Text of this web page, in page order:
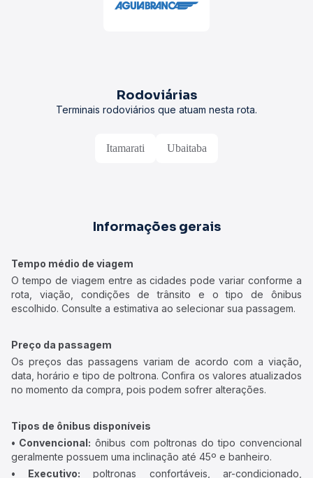
Rodoviárias
Terminais rodoviários que atuam nesta rota.
Itamarati Ubaitaba
Informações gerais
Tempo médio de viagem
O tempo de viagem entre as cidades pode variar conforme a
rota, viação, condições de trânsito e o tipo de ônibus
escolhido. Consulte a estimativa ao selecionar sua passagem.
Preço da passagem
Os preços das passagens variam de acordo com a viação,
data, horário e tipo de poltrona. Confira os valores atualizados
no momento da compra, pois podem sofrer alterações.
Tipos de ônibus disponíveis
• Convencional: ônibus com poltronas do tipo convencional
geralmente possuem uma inclinação até 45º e banheiro.
• Executivo: poltronas confortáveis, ar-condicionado,